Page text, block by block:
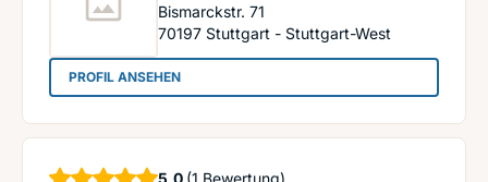
Bismarckstr. 71
70197 Stuttgart - Stuttgart-West
PROFIL ANSEHEN: OnlineFairsichert, Inh. Andreas Nauerz
5,0 Sterne
(1 Bewertung)